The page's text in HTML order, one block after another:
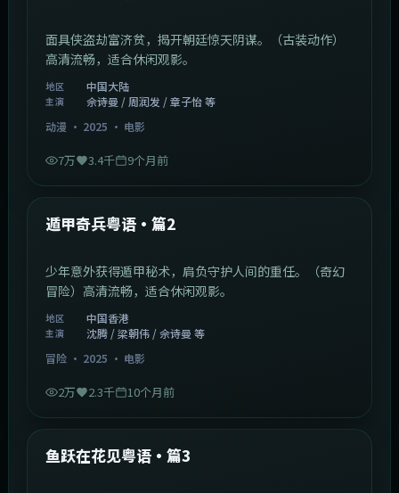
面具侠盗劫富济贫，揭开朝廷惊天阴谋。（古装动作）
高清流畅，适合休闲观影。
地区 中国大陆
主演
佘诗曼 / 周润发 / 章子怡 等
动漫 · 2025 · 电影
7万 3.4千 9个月前
最新
遁甲奇兵粤语·篇2
少年意外获得遁甲秘术，肩负守护人间的重任。（奇幻
冒险）高清流畅，适合休闲观影。
地区 中国香港
主演
沈腾 / 梁朝伟 / 佘诗曼 等
冒险· 2025 · 电影
2万 2.3千 10个月前
最新
鱼跃在花见粤语·篇3